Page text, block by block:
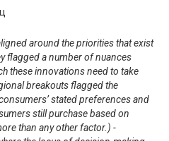
around the priorities that exist
flagged a number of nuances
these innovations need to take
breakouts flagged the
stated preferences and
still purchase based on
than any other factor.) -